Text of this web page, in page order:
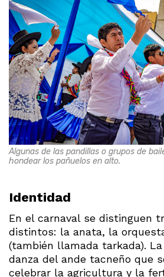
Algunas de las pandillas o grupos de
hondear los pañuelos en alto.
Identidad
En el carnaval se distinguen
distintos: la anata, la
(también llamada tarkada).
danza del ande tacneño que
celebrar la agricultura y la